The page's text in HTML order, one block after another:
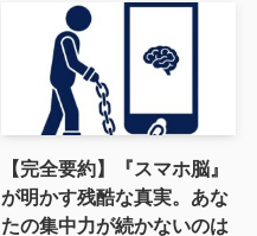
【完全要約】『スマホ脳』
が明かす残酷な真実。あな
たの集中力が続かないのは